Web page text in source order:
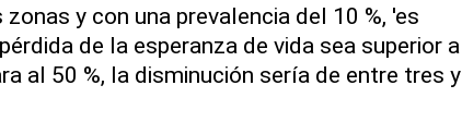
y con una prevalencia del 10 %, 'es
de la esperanza de vida sea superior a
al 50 %, la disminución sería de entre tres y